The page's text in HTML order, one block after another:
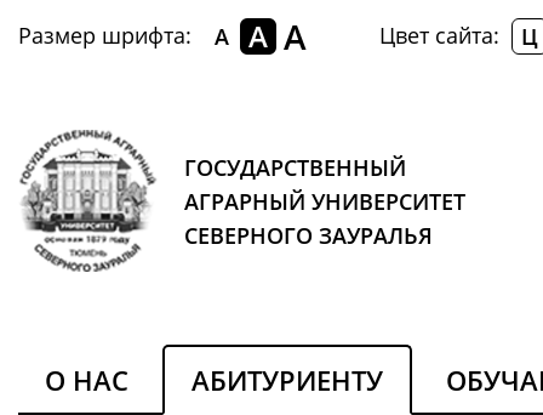
Размер шрифта: A A A Цвет сайта: Ц
ГОСУДАРСТВЕННЫЙ
АГРАРНЫЙ УНИВЕРСИТЕТ
СЕВЕРНОГО ЗАУРАЛЬЯ
О НАС АБИТУРИЕНТУ